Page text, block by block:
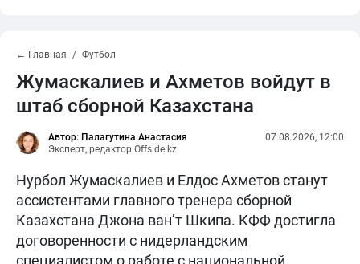
← Главная Футбол
Жумаскалиев и Ахметов войдут в
штаб сборной Казахстана
Автор: Палагутина Анастасия
Эксперт, редактор Offside.kz
07.08.2026, 12:00
Нурбол Жумаскалиев и Елдос Ахметов станут
ассистентами главного тренера сборной
Казахстана Джона ван’т Шкипа. КФФ достигла
договоренности с нидерландским
специалистом о работе с национальной